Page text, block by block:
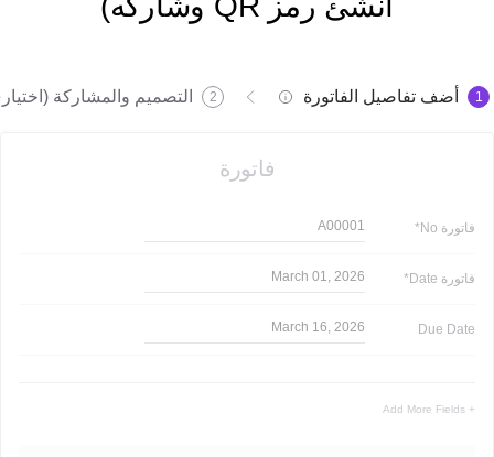
1 أضف تفاصيل الفاتورة 2 التصميم والمشاركة
فاتورة
فاتورة A00001
فاتورة March 01, 2026
Due Date
March 16, 2026
+ Add More Fields